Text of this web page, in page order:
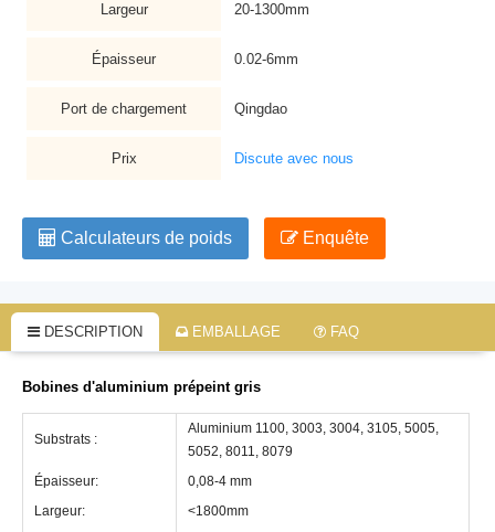
Largeur 20-1300mm
Épaisseur 0.02-6mm
Port de chargement Qingdao
Prix Discute avec nous
Calculateurs de poids Enquête
DESCRIPTION EMBALLAGE FAQ
Bobines d'aluminium prépeint gris
Substrats :
Aluminium 1100, 3003, 3004, 3105, 5005,
5052, 8011, 8079
Épaisseur:
0,08-4 mm
Largeur:
<1800mm